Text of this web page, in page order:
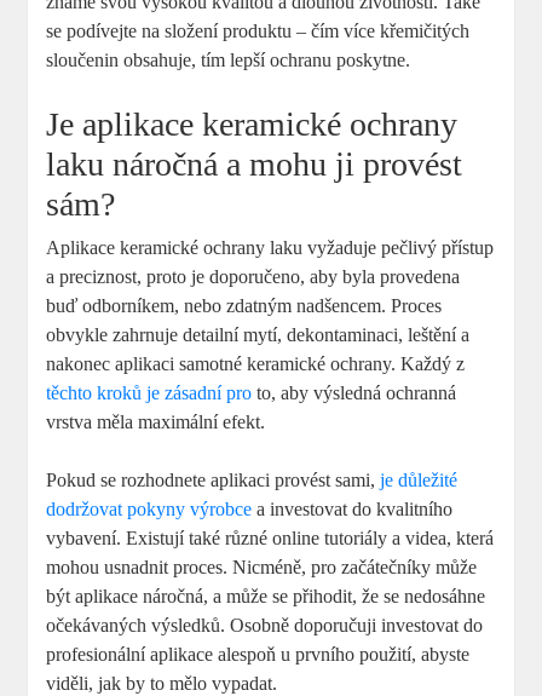
se podívejte na složení produktu – čím více křemičitých
sloučenin obsahuje, tím lepší ochranu poskytne.
Je aplikace keramické ochrany
laku náročná a mohu ji provést
sám?
Aplikace keramické ochrany laku vyžaduje pečlivý přístup
a preciznost, proto je doporučeno, aby byla provedena
buď odborníkem, nebo zdatným nadšencem. Proces
obvykle zahrnuje detailní mytí, dekontaminaci, leštění a
nakonec aplikaci samotné keramické ochrany. Každý z
těchto kroků je zásadní pro to, aby výsledná ochranná
vrstva měla maximální efekt.
Pokud se rozhodnete aplikaci provést sami,je důležité
dodržovat pokyny výrobce a investovat do kvalitního
vybavení. Existují také různé online tutoriály a videa, která
mohou usnadnit proces. Nicméně, pro začátečníky může
být aplikace náročná, a může se přihodit, že se nedosáhne
očekávaných výsledků. Osobně doporučuji investovat do
profesionální aplikace alespoň u prvního použití, abyste
viděli, jak by to mělo vypadat.